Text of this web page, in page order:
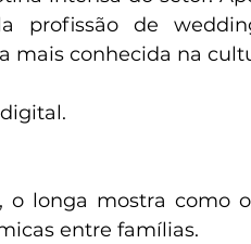
profissão de
mais conhecida na
o longa mostra como
entre famílias.